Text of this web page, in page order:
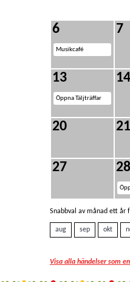
6
Musikcafé
7
13
Öppna Täljträffar
14
20 21
27 28
Snabbval av månad ett år
aug sep okt
Visa alla händelser som